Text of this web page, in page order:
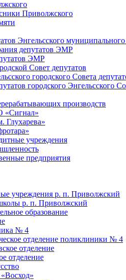
Приволжского
Энгельсского
депутатов ЭМР
ЭМР
Совет депутатов
городского Совета
городского Энгельсского
производств
учреждения
предприятия
учреждения р. п. Приволжский
р. п. Приволжский
образование
№ 4
отделение поликлиники № 4
отделение
отделение